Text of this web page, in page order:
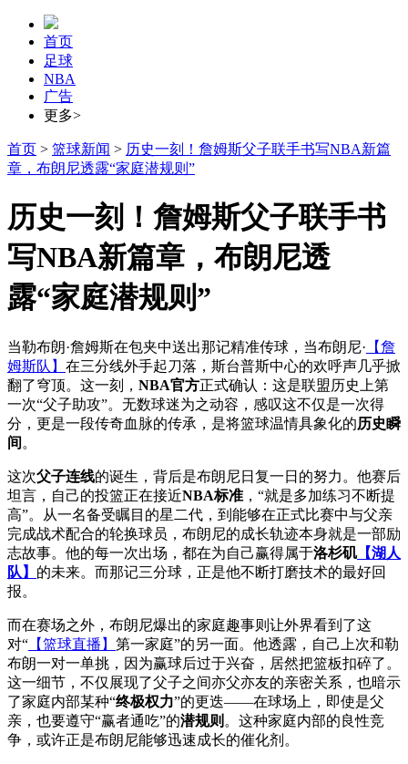
首页
足球
NBA
广告
更多>
首页 > 篮球新闻 > 历史一刻！詹姆斯父子联手书写NBA新篇
章，布朗尼透露“家庭潜规则”
历史一刻！詹姆斯父子联手书
写NBA新篇章，布朗尼透
露“家庭潜规则”
当勒布朗·詹姆斯在包夹中送出那记精准传球，当布朗尼· 【詹
姆斯队】 在三分线外手起刀落，斯台普斯中心的欢呼声几乎掀
翻了穹顶。这一刻， NBA官方正式确认：这是联盟历史上第
一次“父子助攻”。无数球迷为之动容，感叹这不仅是一次得
分，更是一段传奇血脉的传承，是将篮球温情具象化的历史瞬
间 。
这次父子连线的诞生，背后是布朗尼日复一日的努力。他赛后
坦言，自己的投篮正在接近NBA标准 ，“就是多加练习不断提
高”。从一名备受瞩目的星二代，到能够在正式比赛中与父亲
完成战术配合的轮换球员，布朗尼的成长轨迹本身就是一部励
志故事。他的每一次出场，都在为自己赢得属于洛杉矶【湖人
队】 的未来。而那记三分球，正是他不断打磨技术的最好回
报。
而在赛场之外，布朗尼爆出的家庭趣事则让外界看到了这
对“ 【篮球直播】 第一家庭”的另一面。他透露，自己上次和勒
布朗一对一单挑，因为赢球后过于兴奋，居然把篮板扣碎了。
这一细节，不仅展现了父子之间亦父亦友的亲密关系，也暗示
了家庭内部某种“终极权力”的更迭——在球场上，即使是父
亲，也要遵守“赢者通吃”的潜规则 。这种家庭内部的良性竞
争，或许正是布朗尼能够迅速成长的催化剂。